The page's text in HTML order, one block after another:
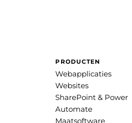
PRODUCTEN
Webapplicaties
Websites
SharePoint & Power
Automate
Maatsoftware